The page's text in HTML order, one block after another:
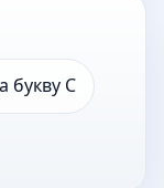
букву С